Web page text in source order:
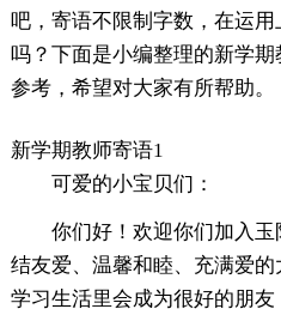
吧，寄语不限制字数，在运
吗？下面是小编整理的新学
参考，希望对大家有所帮助。
新学期教师寄语1
可爱的小宝贝们：
你们好！欢迎你们加入
结友爱、温馨和睦、充满爱
学习生活里会成为很好的朋